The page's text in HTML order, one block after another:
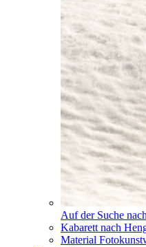
Auf der Suche
Kabarett nach
Material